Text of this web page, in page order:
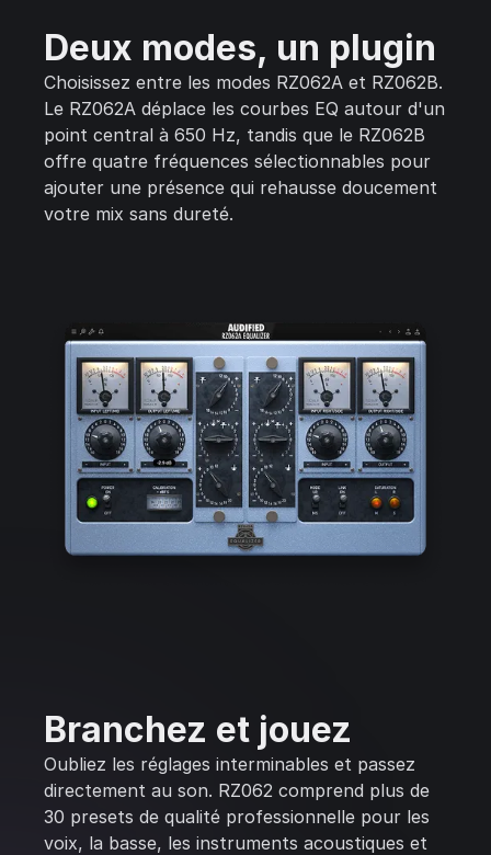
Deux modes, un plugin
Choisissez entre les modes RZ062A et RZ062B.
Le RZ062A déplace les courbes EQ autour d'un
point central à 650 Hz, tandis que le RZ062B
offre quatre fréquences sélectionnables pour
ajouter une présence qui rehausse doucement
votre mix sans dureté.
Branchez et jouez
Oubliez les réglages interminables et passez
directement au son. RZ062 comprend plus de
30 presets de qualité professionnelle pour les
voix, la basse, les instruments acoustiques et